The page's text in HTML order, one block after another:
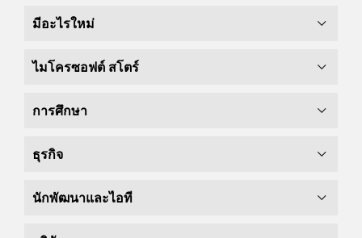
มีอะไรใหม่
ไมโครซอฟต์ สโตร์
การศึกษา
ธุรกิจ
นักพัฒนาและไอที